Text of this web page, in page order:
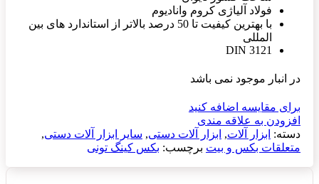
فولاد آلیاژی کروم وانادیوم
با بهترین کیفیت تا 50 درصد بالاتر از استاندارد های بین
المللی
DIN 3121
در انبار موجود نمی باشد
برای مقایسه اضافه کنید
افزودن به علاقه مندی
دسته: ابزار آلات, ابزار آلات دستی, سایر ابزار آلات دستی,
متعلقات بکس و بیت برچسب: بکس کینگ تونی